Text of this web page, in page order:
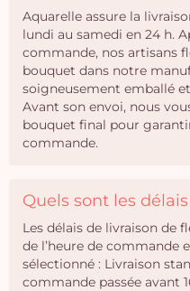
Aquarelle assure la
lundi au samedi en 24 h.
commande, nos artisans
bouquet dans notre
soigneusement emballé et
Avant son envoi, nous
bouquet final pour
commande.
Quels sont les
Les délais de livraison de
de l’heure de commande
sélectionné : Livraison
commande passée avant